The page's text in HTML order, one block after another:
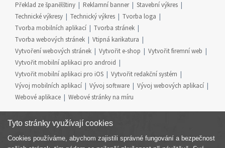
Překlad ze španělštiny
Reklamní banner
Stavební výkres
Technické výkresy
Technický výkres
Tvorba loga
Tvorba mobilních aplikací
Tvorba stránek
Tvorba webových stránek
Vtipná karikatura
Vytvoření webových stránek
Vytvořit e-shop
Vytvořit firemní web
Vytvořit mobilní aplikaci pro android
Vytvořit mobilní aplikaci pro iOS
Vytvořit redakční systém
Vývoj mobilních aplikací
Vývoj software
Vývoj webových aplikací
Webové aplikace
Webové stránky na míru
Tyto stránky využívají cookies
Cookies používáme, abychom zajistili správné fungování a bezpečnost